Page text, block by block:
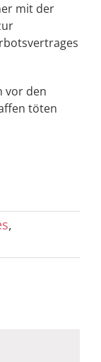
mit der
vor den
töten
,